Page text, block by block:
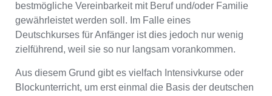
bestmögliche Vereinbarkeit mit Beruf und/oder Familie
gewährleistet werden soll. Im Falle eines
Deutschkurses für Anfänger ist dies jedoch nur wenig
zielführend, weil sie so nur langsam vorankommen.
Aus diesem Grund gibt es vielfach Intensivkurse oder
Blockunterricht, um erst einmal die Basis der deutschen